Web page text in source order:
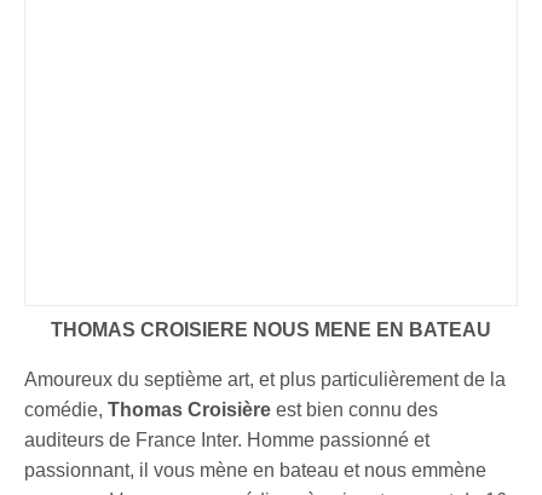
THOMAS CROISIERE NOUS MENE EN BATEAU
Amoureux du septième art, et plus particulièrement de la
comédie,Thomas Croisière est bien connu des
auditeurs de France Inter. Homme passionné et
passionnant, il vous mène en bateau et nous emmène